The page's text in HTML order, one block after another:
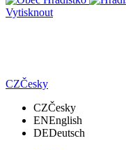
Vytisknout
CZČesky
CZČesky
ENEnglish
DEDeutsch